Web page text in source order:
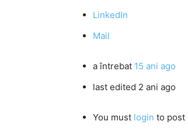
LinkedIn
Mail
a întrebat 15 ani ago
last edited 2 ani ago
You must login to post